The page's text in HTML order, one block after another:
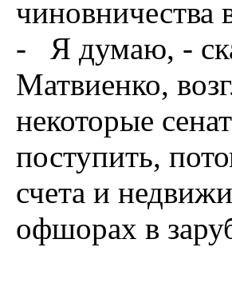
чиновничества
- Я думаю, -
Матвиенко,
некоторые
поступить,
счета и
офшорах в